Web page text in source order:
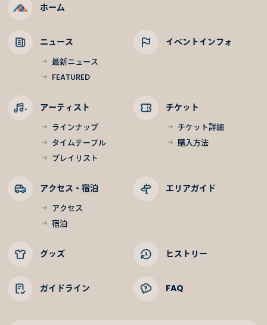
ホーム
ニュース
最新ニュース
FEATURED
イベントインフォ
アーティスト
ラインナップ
タイムテーブル
プレイリスト
チケット
チケット詳細
購入方法
アクセス・宿泊
アクセス
宿泊
エリアガイド
グッズ ヒストリー
ガイドライン FAQ